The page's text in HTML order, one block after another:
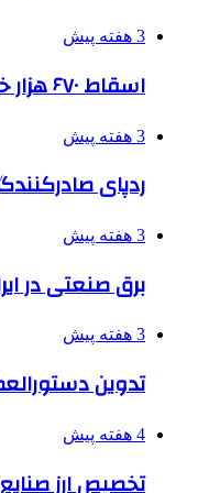
3 هفته پیش
اسقاط ۶۷۰ هزار خودروی فرسوده طی ۳ سال
3 هفته پیش
ردپای
3 هفته پیش
برق صنعتی در ایران ۱۵ برابر گران‌تر از
3 هفته پیش
تدوین
4 هفته پیش
تخصیص ارز